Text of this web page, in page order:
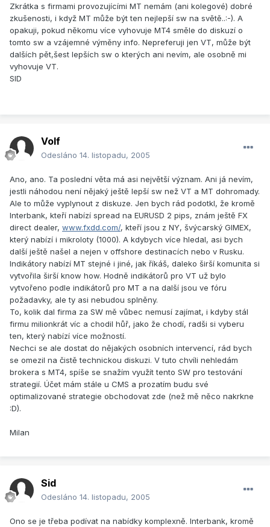
Zkrátka s firmami provozujícími MT nemám (ani kolegové) dobré
zkušenosti, i když MT může být ten nejlepší sw na světě..:-). A
opakuji, pokud někomu více vyhovuje MT4 směle do diskuzí o
tomto sw a vzájemné výměny info. Nepreferuji jen VT, může být
dalších pět,šest lepších sw o kterých ani nevím, ale osobně mi
vyhovuje VT.
SID
Volf
Odesláno 14. listopadu, 2005
Ano, ano. Ta poslední věta má asi největší význam. Ani já nevím,
jestli náhodou není nějaký ještě lepší sw než VT a MT dohromady.
Ale to může vyplynout z diskuze. Jen bych rád podotkl, že kromě
Interbank, kteří nabízí spread na EURUSD 2 pips, znám ještě FX
direct dealer, www.fxdd.com/, kteří jsou z NY, švýcarský GIMEX,
který nabízí i mikroloty (1000). A kdybych více hledal, asi bych
další ještě našel a nejen v offshore destinacích nebo v Rusku.
Indikátory nabízí MT stejné i jiné, jak říkáš, daleko širší komunita si
vytvořila širší know how. Hodně indikátorů pro VT už bylo
vytvořeno podle indikátorů pro MT a na další jsou ve fóru
požadavky, ale ty asi nebudou splněny.
To, kolik dal firma za SW mě vůbec nemusí zajímat, i kdyby stál
firmu milionkrát víc a chodil hůř, jako že chodí, radši si vyberu
ten, který nabízí více možností.
Nechci se ale dostat do nějakých osobních intervencí, rád bych
se omezil na čistě technickou diskuzi. V tuto chvíli nehledám
brokera s MT4, spíše se snažím využít tento SW pro testování
strategií. Účet mám stále u CMS a prozatím budu své
optimalizované strategie obchodovat zde (než mě něco nakrkne
:D).
Milan
Sid
Odesláno 14. listopadu, 2005
Ono se je třeba podívat na nabídky komplexně. Interbank, kromě